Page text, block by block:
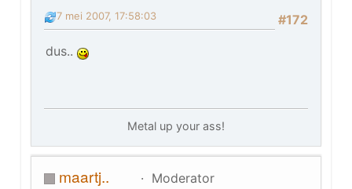
#172
7 mei 2007, 17:58:03
dus..
Metal up your ass!
maartj..
Moderator